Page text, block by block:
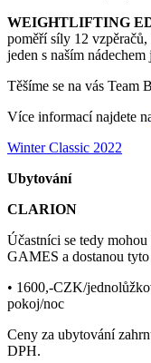
WEIGHTLIFTING
poměří síly 12
jeden s naším
Těšíme se na vás
Více informací najdete
Winter Classic 2022
Ubytování
CLARION
Účastníci se tedy
GAMES a dostanou tyto
• 1600,-CZK/
pokoj/noc
Ceny za ubytování
DPH.